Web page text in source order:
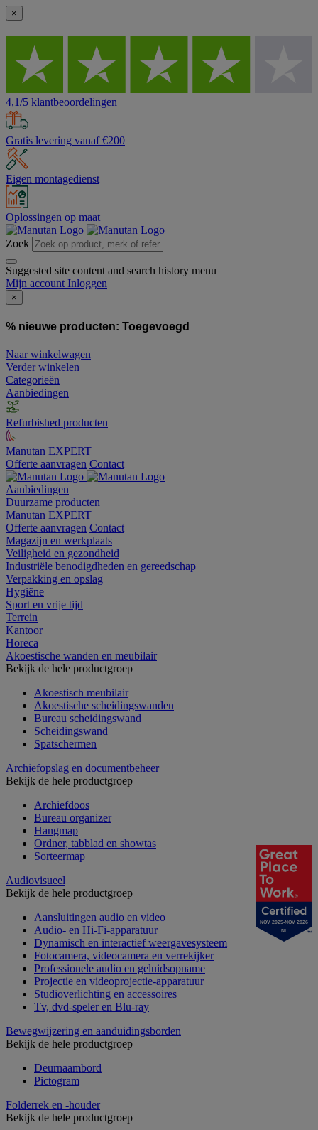
×
4,1/5 klantbeoordelingen
Gratis levering vanaf €200
Eigen montagedienst
Oplossingen op maat
Zoek
Suggested site content and search history menu
Mijn account Inloggen
×
% nieuwe producten: Toegevoegd
Naar winkelwagen
Verder winkelen
Categorieën
Aanbiedingen
Refurbished producten
Manutan EXPERT
Offerte aanvragen Contact
Aanbiedingen
Duurzame producten
Manutan EXPERT
Offerte aanvragen Contact
Magazijn en werkplaats
Veiligheid en gezondheid
Industriële benodigdheden en gereedschap
Verpakking en opslag
Hygiëne
Sport en vrije tijd
Terrein
Kantoor
Horeca
Akoestische wanden en meubilair
Bekijk de hele productgroep
Akoestisch meubilair
Akoestische scheidingswanden
Bureau scheidingswand
Scheidingswand
Spatschermen
Archiefopslag en documentbeheer
Bekijk de hele productgroep
Archiefdoos
Bureau organizer
Hangmap
Ordner, tabblad en showtas
Sorteermap
Audiovisueel
Bekijk de hele productgroep
Aansluitingen audio en video
Audio- en Hi-Fi-apparatuur
Dynamisch en interactief weergavesysteem
Fotocamera, videocamera en verrekijker
Professionele audio en geluidsopname
Projectie en videoprojectie-apparatuur
Studioverlichting en accessoires
Tv, dvd-speler en Blu-ray
Bewegwijzering en aanduidingsborden
Bekijk de hele productgroep
Deurnaambord
Pictogram
Folderrek en -houder
Bekijk de hele productgroep
NOV 2025-NOV 2026
NL